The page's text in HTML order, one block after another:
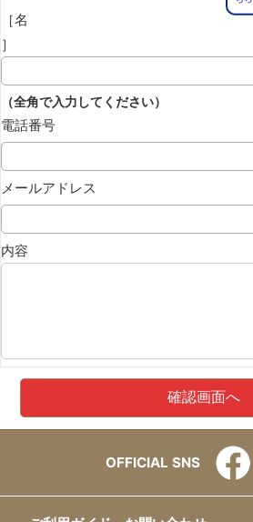
［名
］
（全角で入力してください）
電話番号
メールアドレス
内容
OFFICIAL SNS